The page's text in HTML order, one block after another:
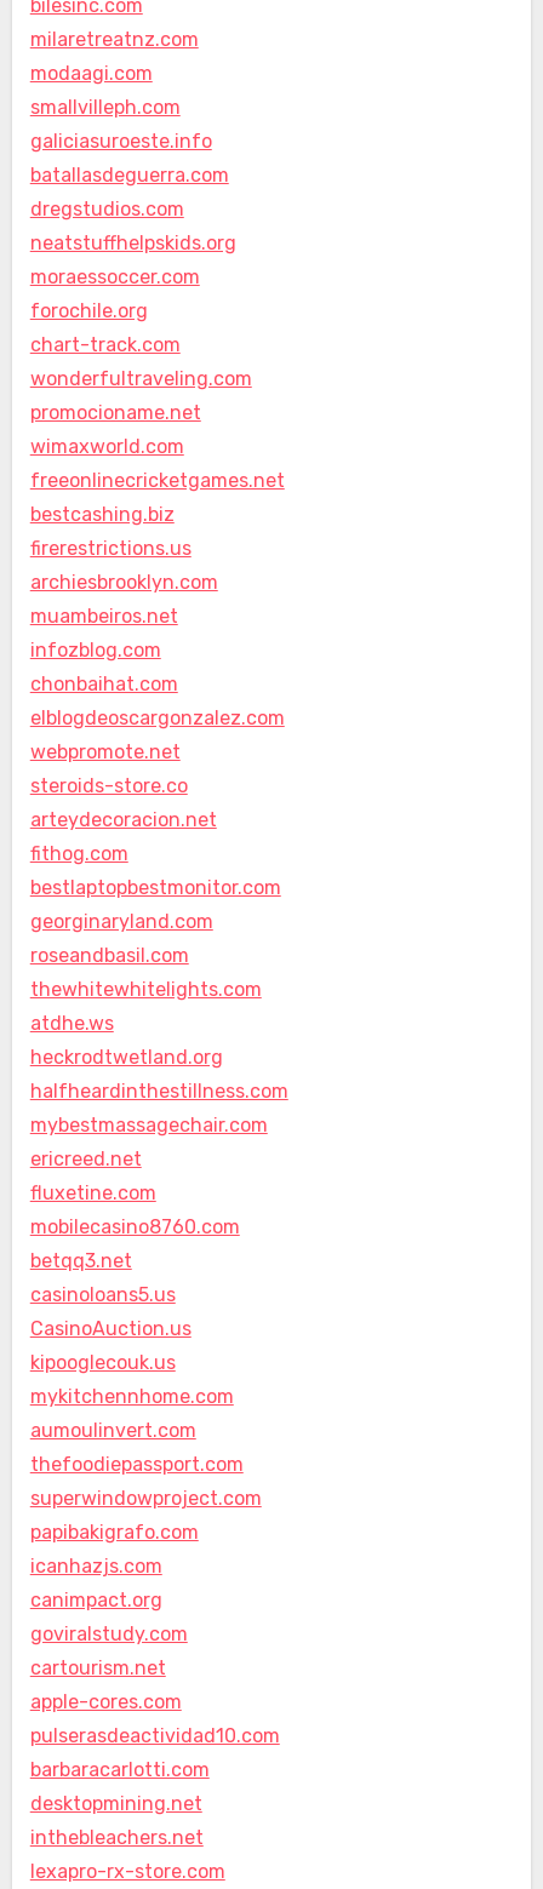
bilesinc.com
milaretreatnz.com
modaagi.com
smallvilleph.com
galiciasuroeste.info
batallasdeguerra.com
dregstudios.com
neatstuffhelpskids.org
moraessoccer.com
forochile.org
chart-track.com
wonderfultraveling.com
promocioname.net
wimaxworld.com
freeonlinecricketgames.net
bestcashing.biz
firerestrictions.us
archiesbrooklyn.com
muambeiros.net
infozblog.com
chonbaihat.com
elblogdeoscargonzalez.com
webpromote.net
steroids-store.co
arteydecoracion.net
fithog.com
bestlaptopbestmonitor.com
georginaryland.com
roseandbasil.com
thewhitewhitelights.com
atdhe.ws
heckrodtwetland.org
halfheardinthestillness.com
mybestmassagechair.com
ericreed.net
fluxetine.com
mobilecasino8760.com
betqq3.net
casinoloans5.us
CasinoAuction.us
kipooglecouk.us
mykitchennhome.com
aumoulinvert.com
thefoodiepassport.com
superwindowproject.com
papibakigrafo.com
icanhazjs.com
canimpact.org
goviralstudy.com
cartourism.net
apple-cores.com
pulserasdeactividad10.com
barbaracarlotti.com
desktopmining.net
inthebleachers.net
lexapro-rx-store.com